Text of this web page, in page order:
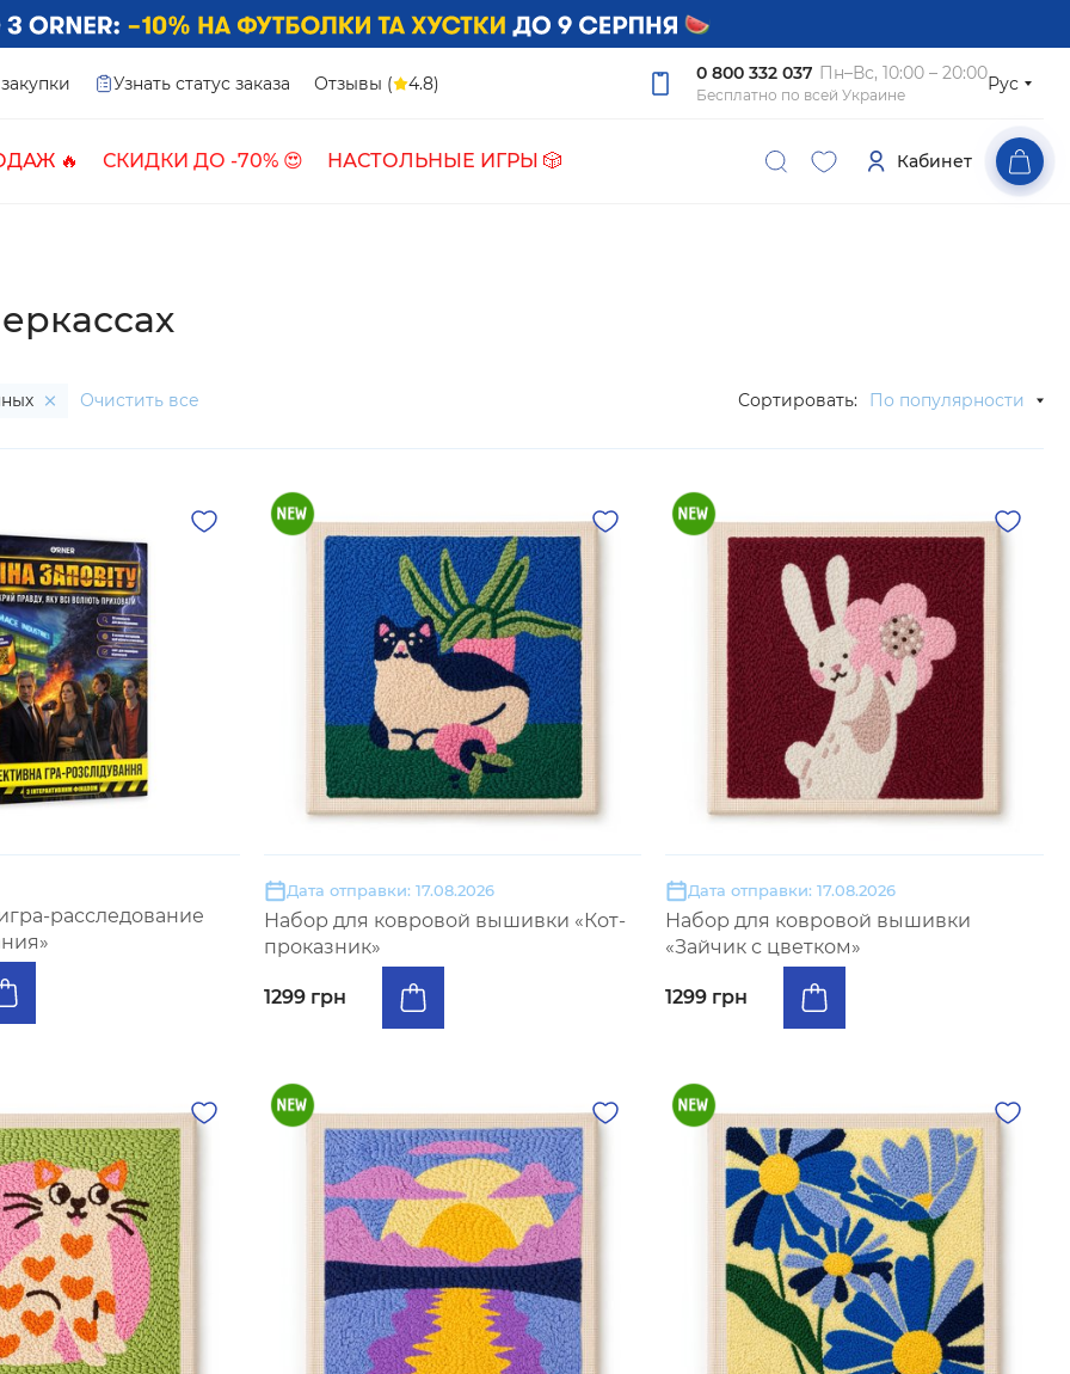
Узнать статус заказа Отзывы ( 4.8) 0 800 332 037 Пн–Вс, 10:00 – 20:00
Бесплатно по всей Украине
Рус
🔥 СКИДКИ ДО -70% 😍 НАСТОЛЬНЫЕ ИГРЫ 🎲 Кабинет
Очистить все Сортировать: По популярности
расследование
Дата отправки: 17.08.2026
Набор для ковровой вышивки «Кот-
проказник»
1299 грн
Дата отправки: 17.08.2026
Набор для ковровой вышивки
«Зайчик с цветком»
1299 грн